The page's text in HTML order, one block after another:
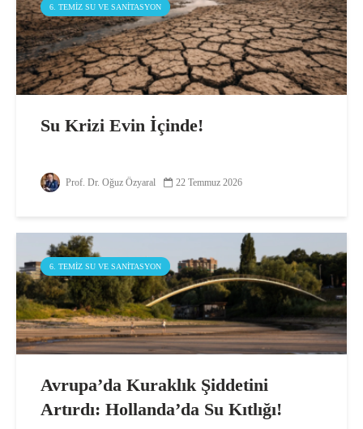
6. TEMIZ SU VE SANITASYON
Su Krizi Evin İçinde!
Prof. Dr. Oğuz Özyaral 22 Temmuz 2026
6. TEMIZ SU VE SANITASYON
Avrupa’da Kuraklık Şiddetini
Artırdı: Hollanda’da Su Kıtlığı!